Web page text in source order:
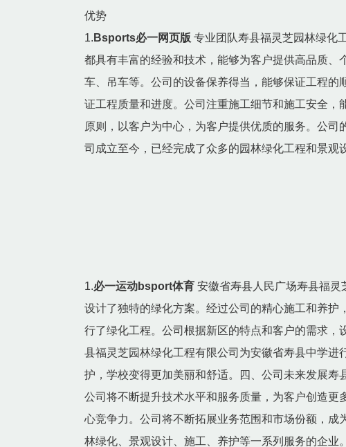
优势
1. Bsports必一网页版 专业团队寿县福灵芝园林绿化
都具有丰富的经验和技术，能够为客户提供高品质
车、吊车等。公司的设备保养得当，能够保证工程
证工程质量和进度。公司注重施工细节和施工安全
原则，以客户为中心，为客户提供优质的服务。公
司成立至今，已经完成了众多的园林绿化工程和景观
1.必一运动bsport体育 安徽省寿县人民广场寿县福灵
设计了独特的绿化方案。经过公司的精心施工和养
行了绿化工程。公司根据新区的特点和客户的需求
县福灵芝园林绿化工程有限公司为安徽省寿县中学
护，学校变得更加美丽和舒适。四、公司未来发展寿
公司将不断提升技术水平和服务质量，为客户创造
心竞争力。公司将不断拓展业务范围和市场份额，
林绿化、景观设计、施工、养护等一系列服务的企